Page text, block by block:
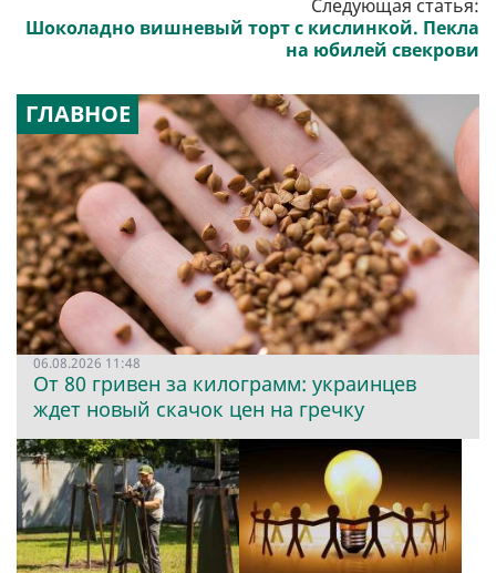
Следующая статья:
Шоколадно вишневый торт с кислинкой. Пекла
на юбилей свекрови
ГЛАВНОЕ
06.08.2026 11:48
От 80 гривен за килограмм: украинцев
ждет новый скачок цен на гречку